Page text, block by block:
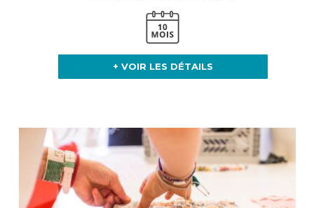
+ VOIR LES DÉTAILS